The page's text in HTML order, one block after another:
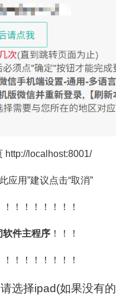
http://localhost:8001/
应用”建议点击“取消”
！！！！！！！
软件主程序 ！！！
！！！！！！！
选择ipad(如果没有